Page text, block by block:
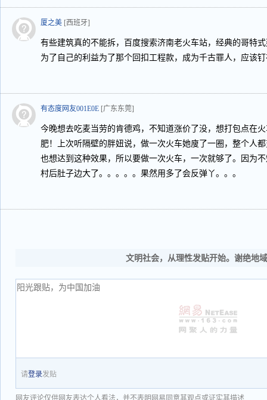
厦之美 [西班牙]
有些建筑真的不能拆，百度搜索济南老火车站，经典的哥特
为了自己的利益为了那个回扣工程款，成为千古罪人，应该
有态度网友001E0E [广东东莞]
今晚想去吃麦当劳的肯德鸡，不知道涨价了没，想打包点在
肥！上次听隔壁的胖妞说，做一次火车她廋了一圈，整个人
也想达到这种效果，所以要做一次火车，一次就够了。因为
村后肚子边大了。。。。。果然用多了会反弹丫。。。
文明社会，从理性发贴开始。谢绝地
请登录发贴
网友评论仅供网友表达个人看法，并不表明网易同意其观点或证实其描述